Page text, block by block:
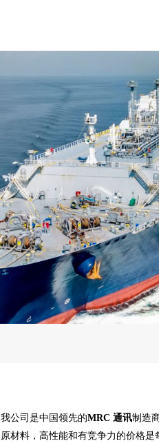
我公司是中国领先的MRC 通讯制造
原材料，高性能和有竞争力的价格